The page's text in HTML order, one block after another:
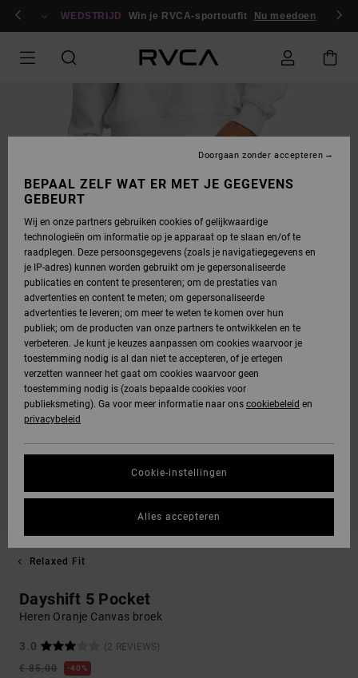
NAAR/ registrerenWEDSTRIJD Win je RVCA-sportoutfit Nu meedoen
Relaxed Fit
Dayshift 5 Pocket
Heren Oranje Canvas broek
3.0
(2 REVIEWS)
€ 85,00
40%
BEPAAL ZELF WAT ER MET JE GEGEVENS
GEBEURT
Wij en onze partners gebruiken cookies of gelijkwaardige
technologieën om informatie op je apparaat op te slaan en/of te
raadplegen. Deze persoonsgegevens (zoals je navigatiegegevens en
je IP-adres) kunnen worden gebruikt om je gepersonaliseerde
publicaties en content te presenteren; om de prestaties van
advertenties en content te meten; om gepersonaliseerde
advertenties te leveren; om meer te weten te komen over hun
publiek; om de producten van onze partners te ontwikkelen en te
verbeteren. Je kunt je keuzes aanpassen om cookies waarvoor je
toestemming nodig is al dan niet te accepteren, of je ertegen
verzetten wanneer het gaat om cookies waarvoor geen
toestemming nodig is (zoals bepaalde cookies voor
publieksmeting). Ga voor meer informatie naar ons cookiebeleid en
privacybeleid
Cookie-instellingen
Doorgaan zonder accepteren
Alles accepteren